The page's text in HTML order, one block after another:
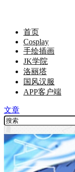
首页
Cosplay
手绘插画
JK学院
洛丽塔
国风汉服
APP客户端
文章